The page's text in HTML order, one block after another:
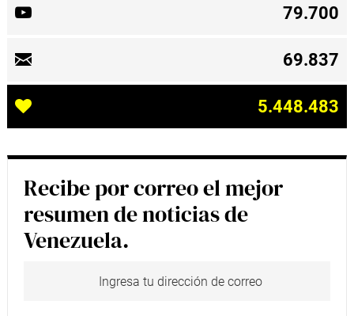
79.700
69.837
5.448.483
Recibe por correo el mejor
resumen de noticias de
Venezuela.